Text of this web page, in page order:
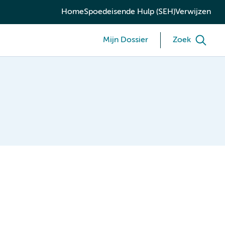
HomeSpoedeisende Hulp (SEH)Verwijzen
Mijn Dossier Zoek